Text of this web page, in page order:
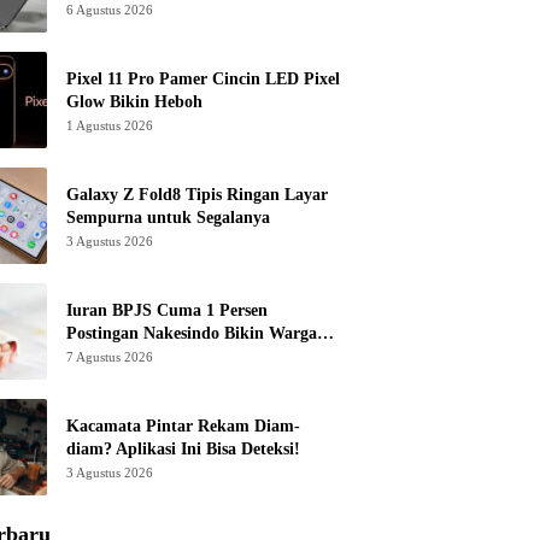
6 Agustus 2026
Pixel 11 Pro Pamer Cincin LED Pixel
Glow Bikin Heboh
1 Agustus 2026
Galaxy Z Fold8 Tipis Ringan Layar
Sempurna untuk Segalanya
3 Agustus 2026
Iuran BPJS Cuma 1 Persen
Postingan Nakesindo Bikin Warganet
Murka
7 Agustus 2026
Kacamata Pintar Rekam Diam-
diam? Aplikasi Ini Bisa Deteksi!
3 Agustus 2026